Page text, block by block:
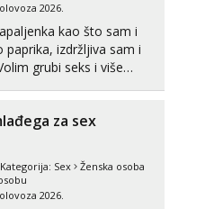
Kod: #69
kada se oslobodi
Kod: #04
min
2026.
kao što sam i
paprika, izdržljiva sam i
grubi seks i više
za sex
Kategorija: Sex
Ženska osoba
2026.